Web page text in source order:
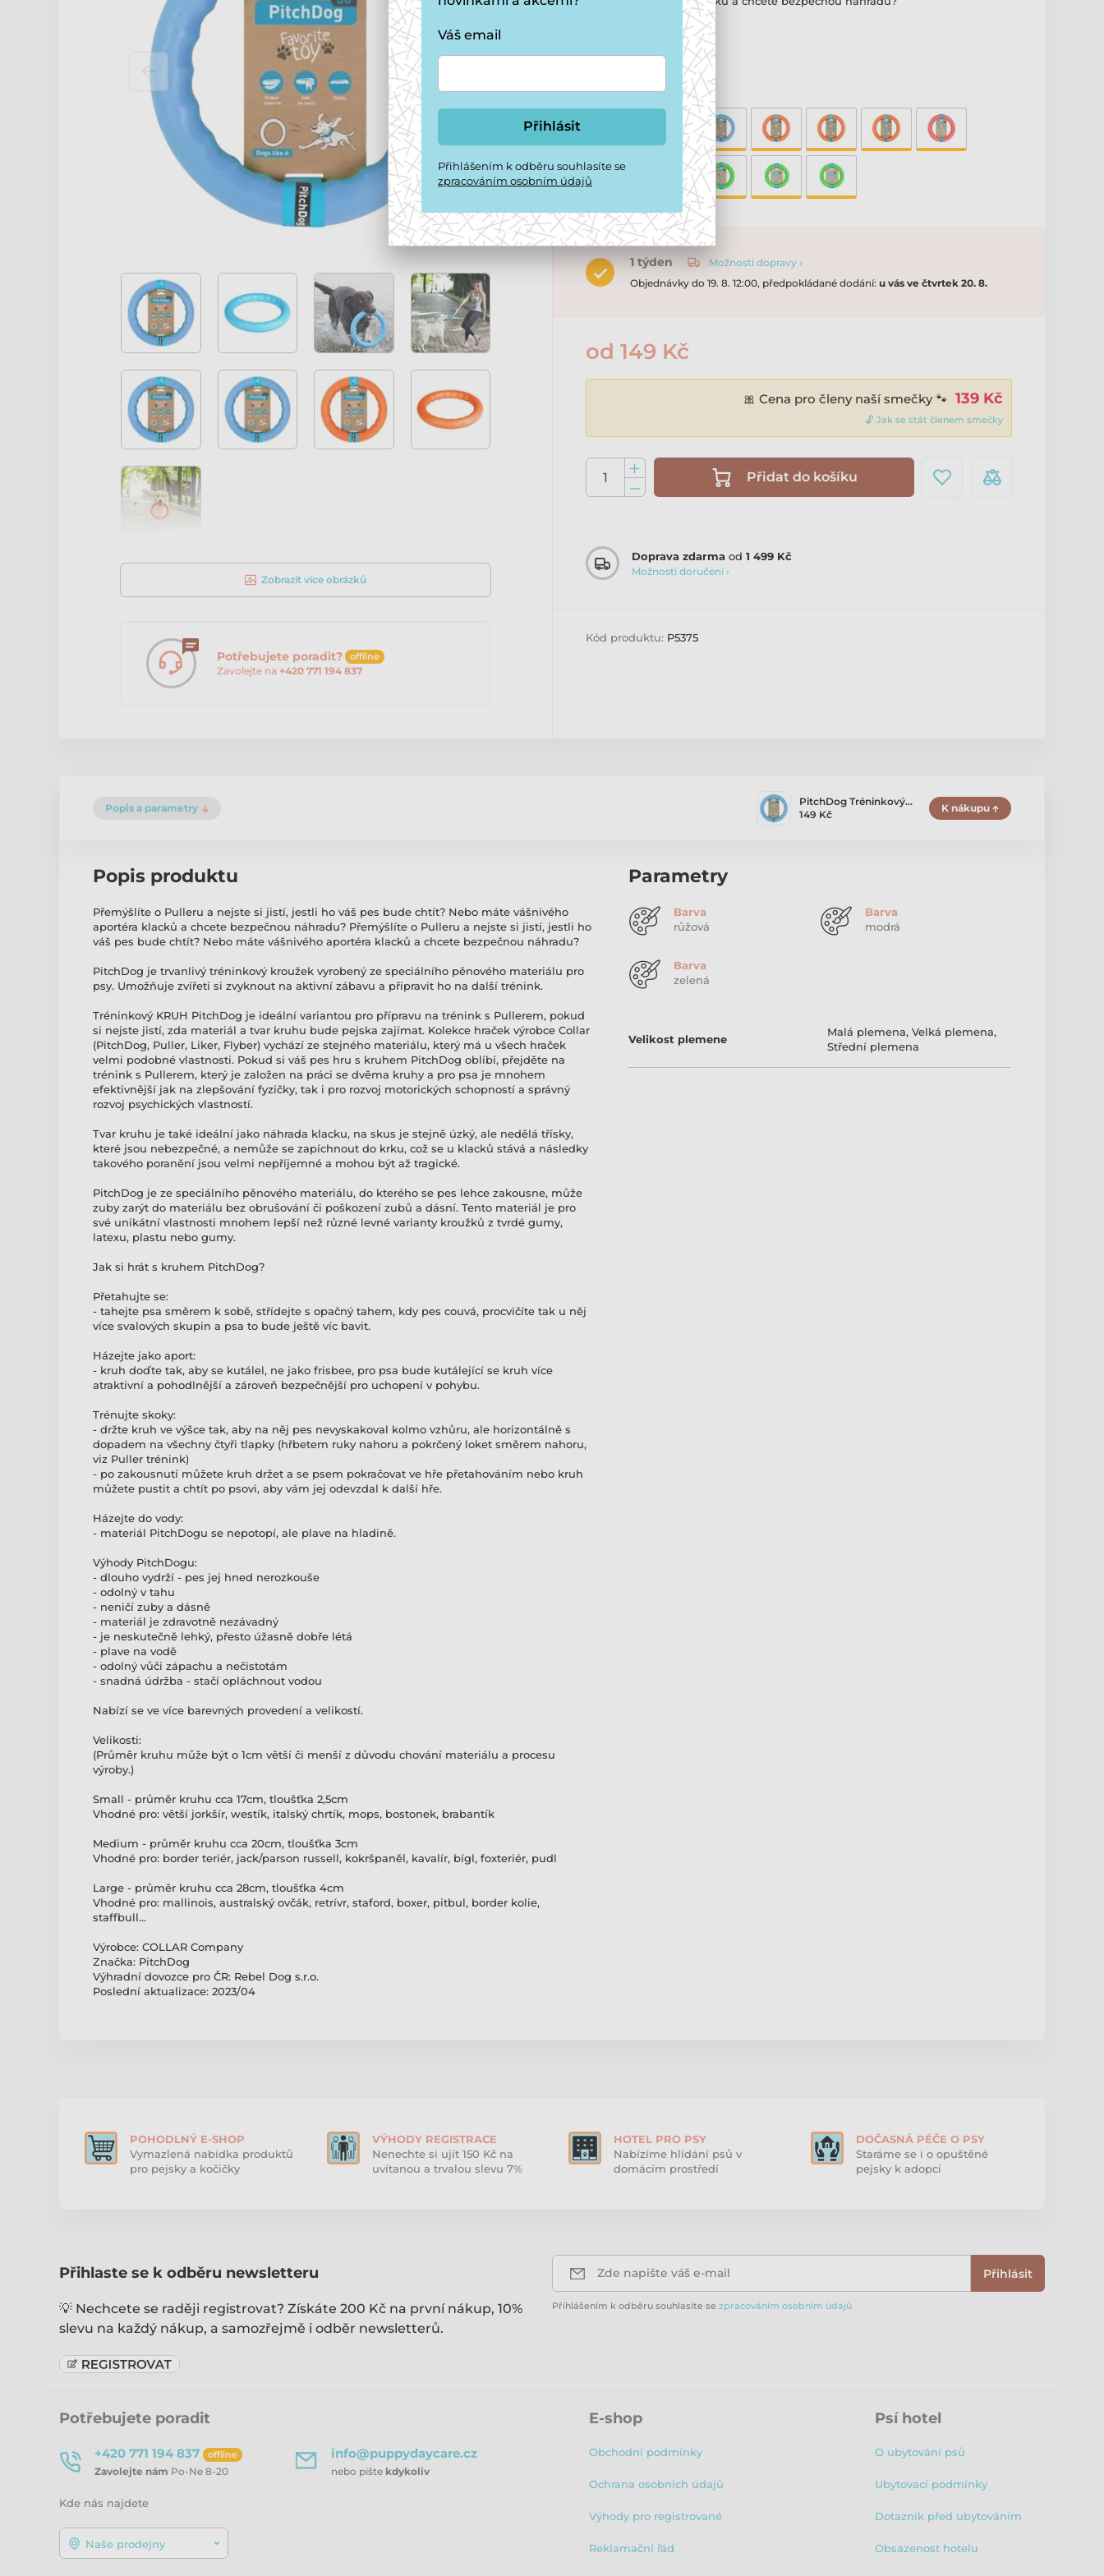
Zobrazit více obrázků
Potřebujete poradit? offline
Zavolejte na +420 771 194 837
Varianta:
1 týden
Možnosti dopravy ›
Objednávky do 19. 8. 12:00, předpokládané dodání: u vás ve čtvrtek 20. 8.
od 149 Kč
🎀 Cena pro členy naší smečky 🐾 139 Kč
🔓 Jak se stát členem smečky
Přidat do košíku
Doprava zdarma od 1 499 Kč
Možnosti doručení ›
Kód produktu: P5375
Popis a parametry
PitchDog Tréninkový…
149 Kč
K nákupu
Popis produktu
Přemýšlíte o Pulleru a nejste si jistí, jestli ho váš pes bude chtít? Nebo máte vášnivého
aportéra klacků a chcete bezpečnou náhradu? Přemýšlíte o Pulleru a nejste si jistí, jestli ho
váš pes bude chtít? Nebo máte vášnivého aportéra klacků a chcete bezpečnou náhradu?
PitchDog je trvanlivý tréninkový kroužek vyrobený ze speciálního pěnového materiálu pro
psy. Umožňuje zvířeti si zvyknout na aktivní zábavu a připravit ho na další trénink.
Tréninkový KRUH PitchDog je ideální variantou pro přípravu na trénink s Pullerem, pokud
si nejste jistí, zda materiál a tvar kruhu bude pejska zajímat. Kolekce hraček výrobce Collar
(PitchDog, Puller, Liker, Flyber) vychází ze stejného materiálu, který má u všech hraček
velmi podobné vlastnosti. Pokud si váš pes hru s kruhem PitchDog oblíbí, přejděte na
trénink s Pullerem, který je založen na práci se dvěma kruhy a pro psa je mnohem
efektivnější jak na zlepšování fyzičky, tak i pro rozvoj motorických schopností a správný
rozvoj psychických vlastností.
Tvar kruhu je také ideální jako náhrada klacku, na skus je stejně úzký, ale nedělá třísky,
které jsou nebezpečné, a nemůže se zapíchnout do krku, což se u klacků stává a následky
takového poranění jsou velmi nepříjemné a mohou být až tragické.
PitchDog je ze speciálního pěnového materiálu, do kterého se pes lehce zakousne, může
zuby zarýt do materiálu bez obrušování či poškození zubů a dásní. Tento materiál je pro
své unikátní vlastnosti mnohem lepší než různé levné varianty kroužků z tvrdé gumy,
latexu, plastu nebo gumy.
Jak si hrát s kruhem PitchDog?
Přetahujte se:
- tahejte psa směrem k sobě, střídejte s opačný tahem, kdy pes couvá, procvičíte tak u něj
více svalových skupin a psa to bude ještě víc bavit.
Házejte jako aport:
- kruh doďte tak, aby se kutálel, ne jako frisbee, pro psa bude kutálející se kruh více
atraktivní a pohodlnější a zároveň bezpečnější pro uchopení v pohybu.
Trénujte skoky:
- držte kruh ve výšce tak, aby na něj pes nevyskakoval kolmo vzhůru, ale horizontálně s
dopadem na všechny čtyři tlapky (hřbetem ruky nahoru a pokrčený loket směrem nahoru,
viz Puller trénink)
- po zakousnutí můžete kruh držet a se psem pokračovat ve hře přetahováním nebo kruh
můžete pustit a chtít po psovi, aby vám jej odevzdal k další hře.
Házejte do vody:
- materiál PitchDogu se nepotopí, ale plave na hladině.
Výhody PitchDogu:
- dlouho vydrží - pes jej hned nerozkouše
- odolný v tahu
- neničí zuby a dásně
- materiál je zdravotně nezávadný
- je neskutečně lehký, přesto úžasně dobře létá
- plave na vodě
- odolný vůči zápachu a nečistotám
- snadná údržba - stačí opláchnout vodou
Nabízí se ve více barevných provedení a velikostí.
Velikosti:
(Průměr kruhu může být o 1cm větší či menší z důvodu chování materiálu a procesu
výroby.)
Small - průměr kruhu cca 17cm, tloušťka 2,5cm
Vhodné pro: větší jorkšír, westík, italský chrtík, mops, bostonek, brabantík
Medium - průměr kruhu cca 20cm, tloušťka 3cm
Vhodné pro: border teriér, jack/parson russell, kokršpaněl, kavalír, bígl, foxteriér, pudl
Large - průměr kruhu cca 28cm, tloušťka 4cm
Vhodné pro: mallinois, australský ovčák, retrívr, staford, boxer, pitbul, border kolie,
staffbull...
Výrobce: COLLAR Company
Značka: PitchDog
Výhradní dovozce pro ČR: Rebel Dog s.r.o.
Poslední aktualizace: 2023/04
Parametry
Barva
růžová
Barva
modrá
Barva
zelená
Velikost plemene
Malá plemena,Velká plemena,
Střední plemena
POHODLNÝ E-SHOP
Vymazlená nabídka produktů
pro pejsky a kočičky
VÝHODY REGISTRACE
Nenechte si ujít 150 Kč na
uvítanou a trvalou slevu 7%
HOTEL PRO PSY
Nabízíme hlídání psů v
domácím prostředí
DOČASNÁ PÉČE O PSY
Staráme se i o opuštěné
pejsky k adopci
Přihlaste se k odběru newsletteru
💡 Nechcete se raději registrovat? Získáte 200 Kč na první nákup, 10%
slevu na každý nákup, a samozřejmě i odběr newsletterů.
Zde napište váš e-mail Přihlásit
Přihlášením k odběru souhlasíte se zpracováním osobním údajů
Potřebujete poradit
+420 771 194 837 offline
Zavolejte nám Po-Ne 8-20
info@puppydaycare.cz
nebo pište kdykoliv
Kde nás najdete
Naše prodejny
E-shop
Obchodní podmínky
Ochrana osobních údajů
Výhody pro registrované
Reklamační řád
Psí hotel
O ubytování psů
Ubytovací podmínky
Dotazník před ubytováním
Obsazenost hotelu
Váš email
Přihlásit
Přihlášením k odběru souhlasíte se
zpracováním osobním údajů